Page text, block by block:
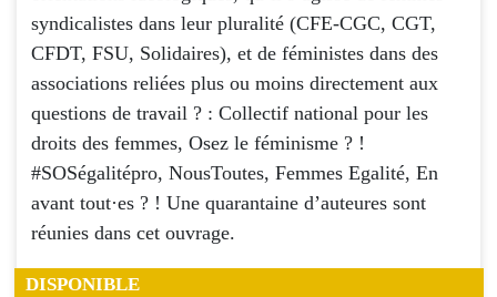
syndicalistes dans leur pluralité (CFE-CGC, CGT,
CFDT, FSU, Solidaires), et de féministes dans des
associations reliées plus ou moins directement aux
questions de travail ? : Collectif national pour les
droits des femmes, Osez le féminisme ? !
#SOSégalitépro, NousToutes, Femmes Egalité, En
avant tout·es ? ! Une quarantaine d’auteures sont
réunies dans cet ouvrage.
DISPONIBLE